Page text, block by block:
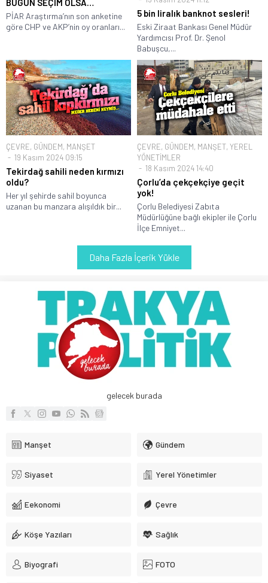
BUGÜN SEÇİM OLSA…
PİAR Araştırma’nın son anketine
göre CHP ve AKP’nin oy oranları...
5 bin liralık banknot sesleri!
Eski Ziraat Bankası Genel Müdür
Yardımcısı Prof. Dr. Şenol
Babuşcu,...
ÇEVRE, GÜNDEM, MANŞET
19 Kasım 2024 09:15
Tekirdağ sahili neden kırmızı
oldu?
Her yıl şehirde sahil boyunca
uzanan bu manzara alışıldık bir...
ÇEVRE, GÜNDEM, MANŞET, YEREL
YÖNETİMLER
18 Kasım 2024 14:40
Çorlu’da çekçekçiye geçit
yok!
Çorlu Belediyesi Zabıta
Müdürlüğüne bağlı ekipler ile Çorlu
İlçe Emniyet...
Daha Fazla İçerik Yükle
gelecek burada
Manşet Gündem
Siyaset Yerel Yönetimler
Eekonomi Çevre
Köşe Yazıları Sağlık
Biyografi FOTO